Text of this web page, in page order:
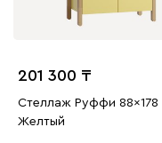
201 300
Стеллаж Руффи 88x178
Желтый